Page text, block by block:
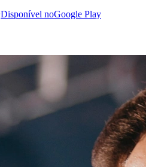
Disponível noGoogle Play